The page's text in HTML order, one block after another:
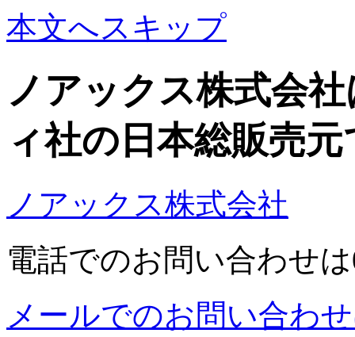
本文へスキップ
ノアックス株式会
ィ社の日本総販売
ノアックス株式会社
電話でのお問い合わせは
メールでのお問い合わ